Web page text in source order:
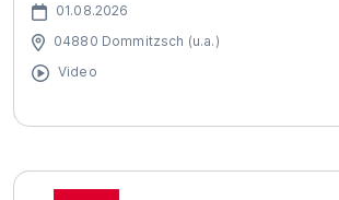
01.08.2026
04880 Dommitzsch (u.a.)
Video